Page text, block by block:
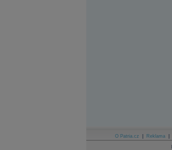
O Patria.cz Reklama